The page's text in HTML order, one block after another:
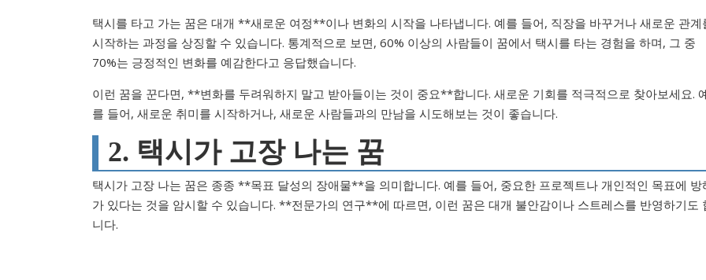
택시를 타고 가는 꿈은 대개 **새로운 여정**이나 변화의 시작을 나타냅니다. 예를 들어, 직장을 바꾸거나 새로운 관계
시작하는 과정을 상징할 수 있습니다. 통계적으로 보면, 60% 이상의 사람들이 꿈에서 택시를 타는 경험을 하며, 그 중
70%는 긍정적인 변화를 예감한다고 응답했습니다.
이런 꿈을 꾼다면, **변화를 두려워하지 말고 받아들이는 것이 중요**합니다. 새로운 기회를 적극적으로 찾아보세요.
를 들어, 새로운 취미를 시작하거나, 새로운 사람들과의 만남을 시도해보는 것이 좋습니다.
2. 택시가 고장 나는 꿈
택시가 고장 나는 꿈은 종종 **목표 달성의 장애물**을 의미합니다. 예를 들어, 중요한 프로젝트나 개인적인 목표에 방
가 있다는 것을 암시할 수 있습니다. **전문가의 연구**에 따르면, 이런 꿈은 대개 불안감이나 스트레스를 반영하기도
니다.